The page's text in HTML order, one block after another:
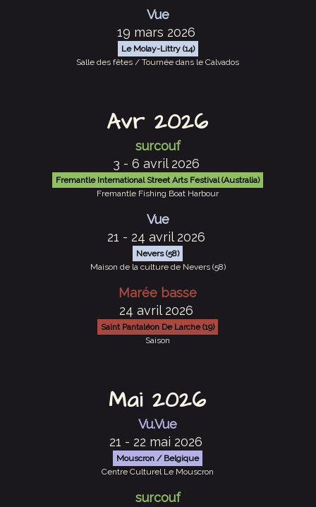
Vue
19 mars 2026
Le Molay-Littry (14)
Salle des fêtes / Tournée dans le Calvados
Avr 2026
surcouf
3 - 6 avril 2026
Fremantle International Street Arts Festival (Australia)
Fremantle Fishing Boat Harbour
Vue
21 - 24 avril 2026
Nevers (58)
Maison de la culture de Nevers (58)
Marée basse
24 avril 2026
Saint Pantaléon De Larche (19)
Saison
Mai 2026
Vu.Vue
21 - 22 mai 2026
Mouscron / Belgique
Centre Culturel Le Mouscron
surcouf